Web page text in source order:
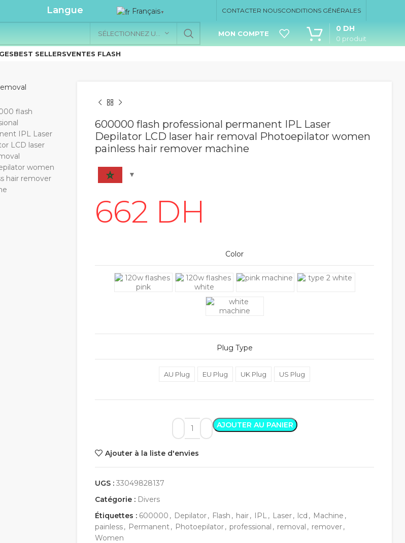
Langue Français ▼ CONTACTER NOUSCONDITIONS GÉNÉRALES
MON COMPTE
0 produit
0 DH
BEST SELLERSVENTES FLASH
600000 flash professional permanent IPL Laser
Depilator LCD laser hair removal Photoepilator women
painless hair remover machine
Color
Plug Type
AU Plug EU Plug UK Plug US Plug
AJOUTER AU PANIER
Ajouter à la liste d'envies
UGS : 33049828137
Catégorie : Divers
Étiquettes : 600000 , Depilator, Flash , hair, IPL, Laser, lcd , Machine ,
painless, Permanent, Photoepilator, professional , removal , remover,
Women